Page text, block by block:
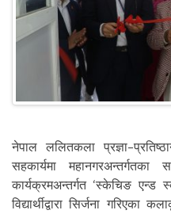
नेपाल ललितकला
सहकार्यमा महानगरअन्तर्गतका
कार्यक्रमअन्तर्गत ‘स्केचिङ एन्ड
विद्यार्थीद्वारा सिर्जना गरिएका